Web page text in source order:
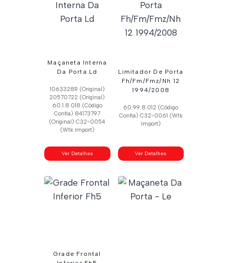
Maçaneta Interna
Da Porta Ld
1063328R (Original)
20570722 (Original)
60.1.8.018 (Código
Confia) 84173797
(Original) C32-0054
(Wtk Import)
Ver Detalhes
Limitador De Porta
Fh/Fm/Fmz/Nh 12
1994/2008
60.99.8.012 (Código
Confia) C32-0061 (Wtk
Import)
Ver Detalhes
Grade Frontal